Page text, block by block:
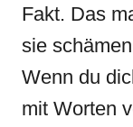
Fakt. Das
sie
Wenn du
mit Worten